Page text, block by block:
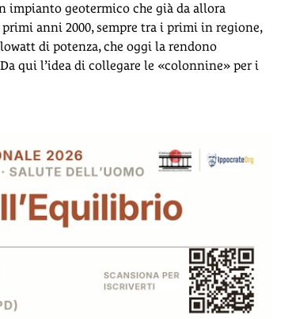
impianto geotermico che già da allora
anni 2000, sempre tra i primi in regione,
di potenza, che oggi la rendono
qui l’idea di collegare le «colonnine» per i